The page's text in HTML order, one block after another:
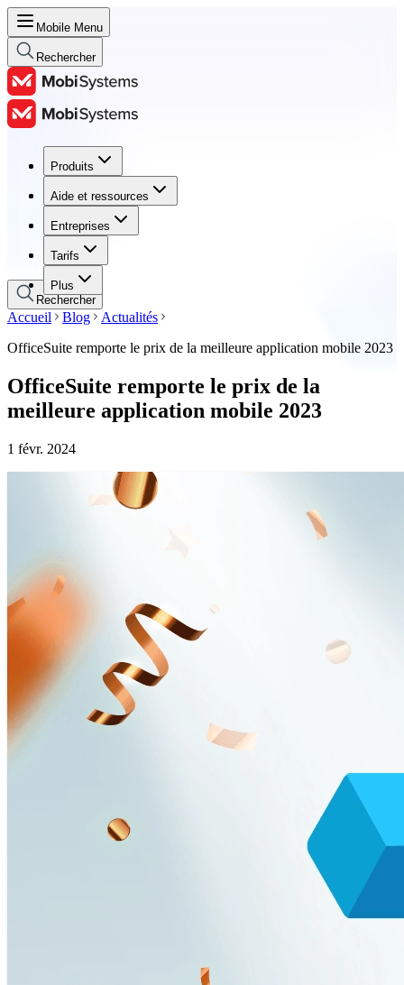
Mobile Menu
Rechercher
Produits
Aide et ressources
Entreprises
Tarifs
Plus
Produits
Aide et ressources
Entreprises
Tarifs
Rechercher
Accueil Blog
Actualités
OfficeSuite remporte le prix de la meilleure application mobile 2023
OfficeSuite remporte le prix de la
meilleure application mobile 2023
1 févr. 2024